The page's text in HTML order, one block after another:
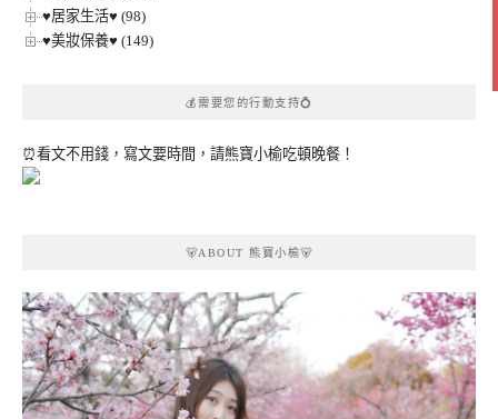
♥居家生活♥ (98)
♥美妝保養♥ (149)
💰需要您的行動支持💍
⏰看文不用錢，寫文要時間，請熊寶小榆吃頓晚餐！
🐻ABOUT 熊寶小榆🐻